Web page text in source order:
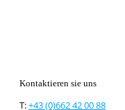
Kontaktieren sie uns
T:+43 (0)662 42 00 88